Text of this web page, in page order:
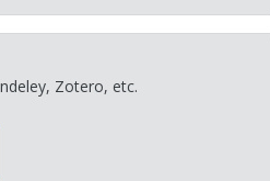
Zotero, etc.